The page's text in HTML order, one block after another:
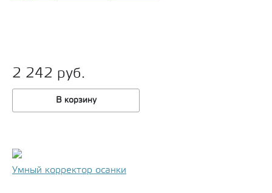
2 242 руб.
В корзину
Умный корректор осанки